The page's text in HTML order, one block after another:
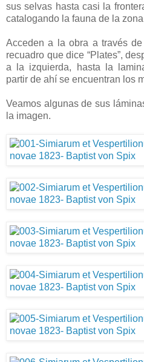
sus selvas hasta casi la
catalogando la fauna de la
Acceden a la obra a través
recuadro que dice “Plates”,
a la izquierda, hasta la
partir de ahí se encuentran los
Veamos algunas de sus
la imagen.